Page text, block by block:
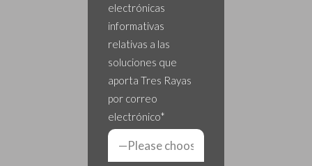
electrónicas
informativas
relativas a las
soluciones que
aporta Tres Rayas
por correo
electrónico*